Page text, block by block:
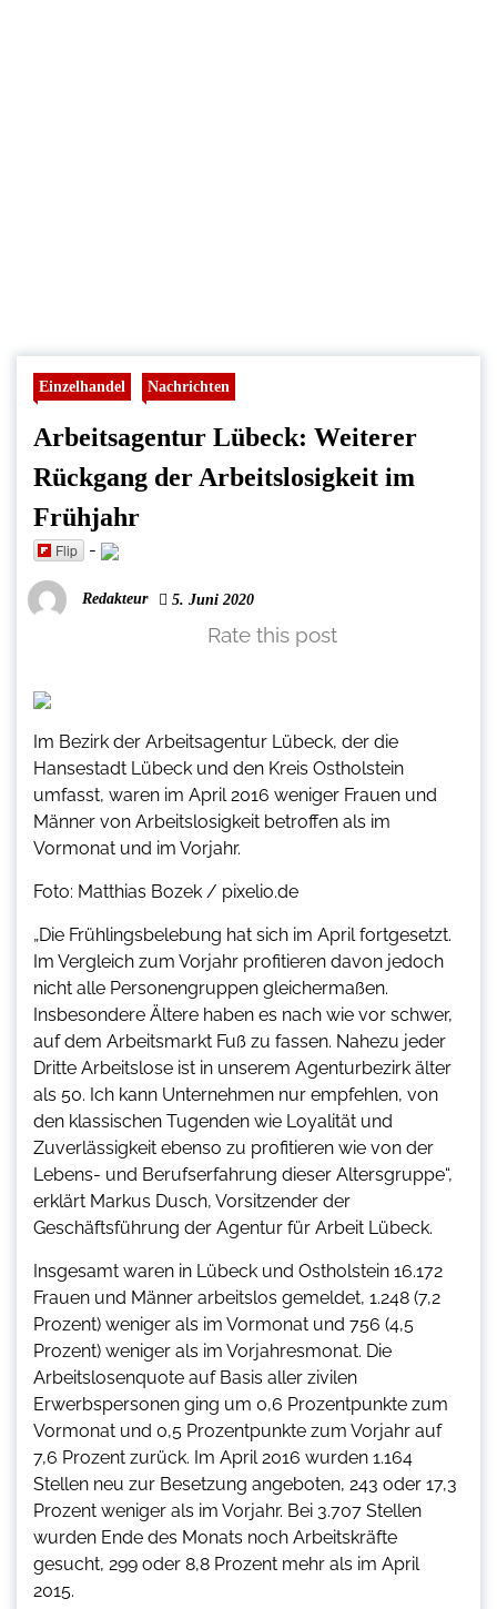
Einzelhandel Nachrichten
Arbeitsagentur Lübeck: Weiterer
Rückgang der Arbeitslosigkeit im
Frühjahr
Flip -
Redakteur 5. Juni 2020
Rate this post
Im Bezirk der Arbeitsagentur Lübeck, der die
Hansestadt Lübeck und den Kreis Ostholstein
umfasst, waren im April 2016 weniger Frauen und
Männer von Arbeitslosigkeit betroffen als im
Vormonat und im Vorjahr.
Foto: Matthias Bozek / pixelio.de
„Die Frühlingsbelebung hat sich im April fortgesetzt.
Im Vergleich zum Vorjahr profitieren davon jedoch
nicht alle Personengruppen gleichermaßen.
Insbesondere Ältere haben es nach wie vor schwer,
auf dem Arbeitsmarkt Fuß zu fassen. Nahezu jeder
Dritte Arbeitslose ist in unserem Agenturbezirk älter
als 50. Ich kann Unternehmen nur empfehlen, von
den klassischen Tugenden wie Loyalität und
Zuverlässigkeit ebenso zu profitieren wie von der
Lebens- und Berufserfahrung dieser Altersgruppe“,
erklärt Markus Dusch, Vorsitzender der
Geschäftsführung der Agentur für Arbeit Lübeck.
Insgesamt waren in Lübeck und Ostholstein 16.172
Frauen und Männer arbeitslos gemeldet, 1.248 (7,2
Prozent) weniger als im Vormonat und 756 (4,5
Prozent) weniger als im Vorjahresmonat. Die
Arbeitslosenquote auf Basis aller zivilen
Erwerbspersonen ging um 0,6 Prozentpunkte zum
Vormonat und 0,5 Prozentpunkte zum Vorjahr auf
7,6 Prozent zurück. Im April 2016 wurden 1.164
Stellen neu zur Besetzung angeboten, 243 oder 17,3
Prozent weniger als im Vorjahr. Bei 3.707 Stellen
wurden Ende des Monats noch Arbeitskräfte
gesucht, 299 oder 8,8 Prozent mehr als im April
2015.